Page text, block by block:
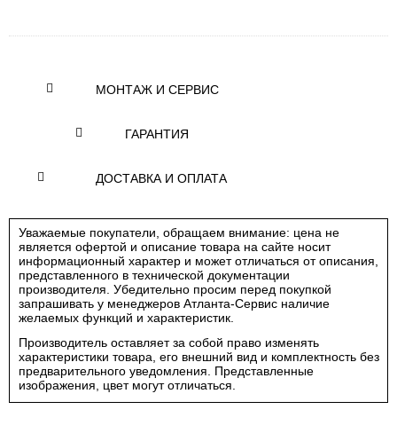
МОНТАЖ И СЕРВИС
ГАРАНТИЯ
ДОСТАВКА И ОПЛАТА
Уважаемые покупатели, обращаем внимание: цена не
является офертой и описание товара на сайте носит
информационный характер и может отличаться от описания,
представленного в технической документации
производителя. Убедительно просим перед покупкой
запрашивать у менеджеров Атланта-Сервис наличие
желаемых функций и характеристик.
Производитель оставляет за собой право изменять
характеристики товара, его внешний вид и комплектность без
предварительного уведомления. Представленные
изображения, цвет могут отличаться.